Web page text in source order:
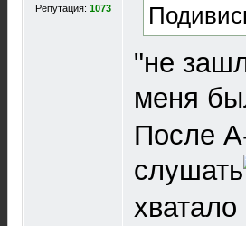
Репутация: 1073
"не
меня
После
слушать